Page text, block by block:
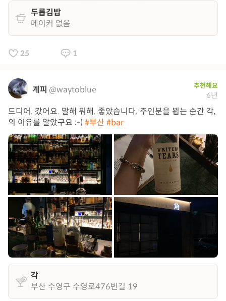
두릅김밥
메이커 없음
25 1
계피 @waytoblue 추천해요
6년
드디어. 갔어요. 말해 뭐해. 좋았습니다. 주인분을 뵙는 순간 각,
의 이유를 알았구요 :-) #부산 #bar
각
부산 수영구 수영로476번길 19